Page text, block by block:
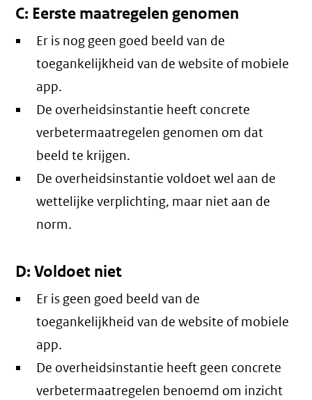
C: Eerste maatregelen genomen
Er is nog geen goed beeld van de
toegankelijkheid van de website of mobiele
app.
De overheidsinstantie heeft concrete
verbetermaatregelen genomen om dat
beeld te krijgen.
De overheidsinstantie voldoet wel aan de
wettelijke verplichting, maar niet aan de
norm.
D: Voldoet niet
Er is geen goed beeld van de
toegankelijkheid van de website of mobiele
app.
De overheidsinstantie heeft geen concrete
verbetermaatregelen benoemd om inzicht